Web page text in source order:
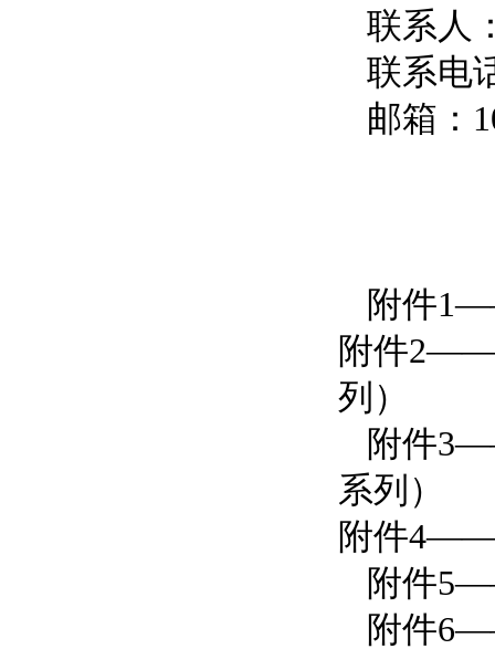
联系人
联系电
邮箱：
附件
附件2——
列）
附件
系列）
附件4——
附件
附件